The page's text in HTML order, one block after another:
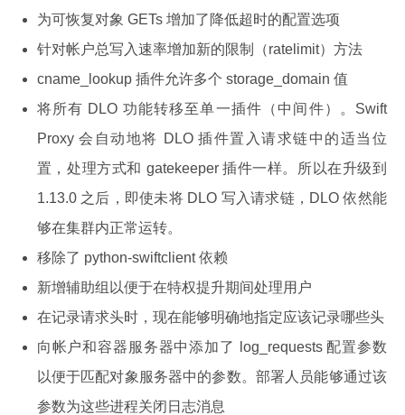
为可恢复对象 GETs 增加了降低超时的配置选项
针对帐户总写入速率增加新的限制（ratelimit）方法
cname_lookup 插件允许多个 storage_domain 值
将所有 DLO 功能转移至单一插件（中间件）。Swift
Proxy 会自动地将 DLO 插件置入请求链中的适当位
置，处理方式和 gatekeeper 插件一样。所以在升级到
1.13.0 之后，即使未将 DLO 写入请求链，DLO 依然能
够在集群内正常运转。
移除了 python-swiftclient 依赖
新增辅助组以便于在特权提升期间处理用户
在记录请求头时，现在能够明确地指定应该记录哪些头
向帐户和容器服务器中添加了 log_requests 配置参数
以便于匹配对象服务器中的参数。部署人员能够通过该
参数为这些进程关闭日志消息